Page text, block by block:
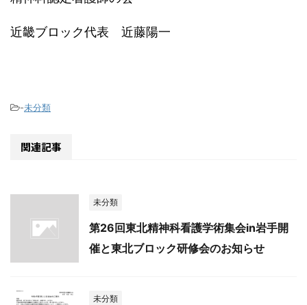
近畿ブロック代表 近藤陽一
-未分類
関連記事
未分類
第26回東北精神科看護学術集会in岩手開
催と東北ブロック研修会のお知らせ
未分類